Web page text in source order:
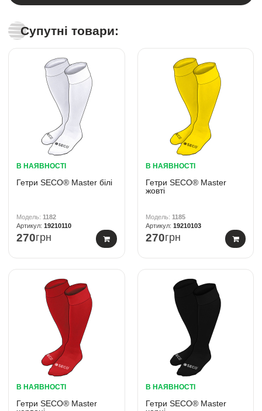
Супутні товари:
В НАЯВНОСТІ
Гетри SECO® Master білі
1182
19210110
270грн
В НАЯВНОСТІ
Гетри SECO® Master
жовті
1185
19210103
270грн
В НАЯВНОСТІ
Гетри SECO® Master
В НАЯВНОСТІ
Гетри SECO® Master